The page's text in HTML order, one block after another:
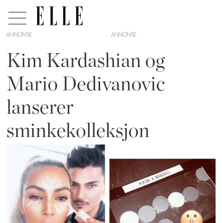
ANNONSE
Kim Kardashian og
Mario Dedivanovic
lanserer
sminkekolleksjon